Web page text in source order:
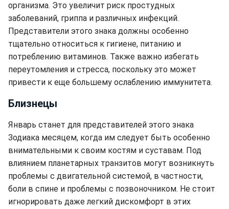
организма. Это увеличит риск простудных
заболеваний, гриппа и различных инфекций.
Представители этого знака должны особенно
тщательно относиться к гигиене, питанию и
потреблению витаминов. Также важно избегать
переутомления и стресса, поскольку это может
привести к еще большему ослаблению иммунитета.
Близнецы
Январь станет для представителей этого знака
Зодиака месяцем, когда им следует быть особенно
внимательными к своим костям и суставам. Под
влиянием планетарных транзитов могут возникнуть
проблемы с двигательной системой, в частности,
боли в спине и проблемы с позвоночником. Не стоит
игнорировать даже легкий дискомфорт в этих